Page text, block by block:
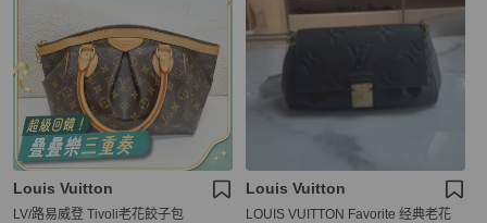
Louis Vuitton
LV/路易威登 Tivoli老花餃子包
Louis Vuitton
LOUIS VUITTON Favorite 经典老花